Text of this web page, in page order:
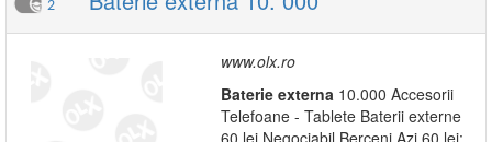
2
www.olx.ro
Baterie externa 10.000 Accesorii
Telefoane - Tablete Baterii externe
60 lei Negociabil Berceni Azi 60 lei: